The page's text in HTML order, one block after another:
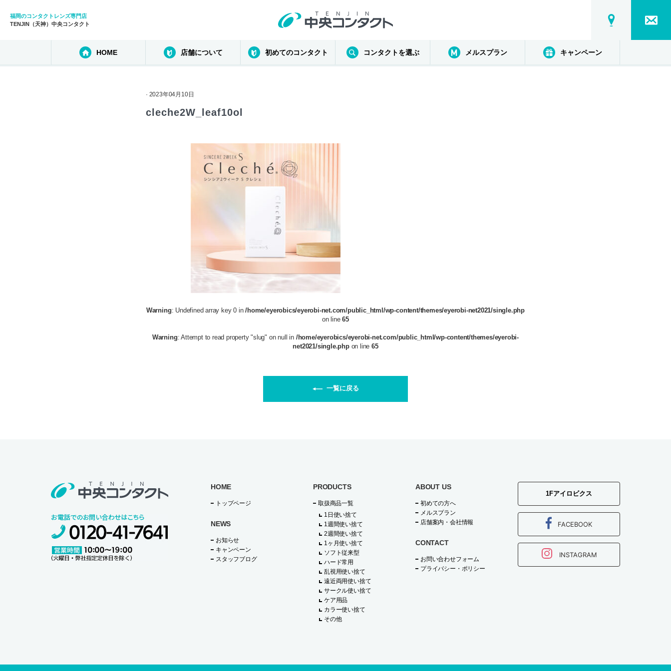
福岡のコンタクトレンズ専門店
TENJIN（天神）中央コンタクト
HOME 店舗について 初めてのコンタクト コンタクトを選ぶ メルスプラン キャンペーン
· 2023年04月10日
cleche2W_leaf10ol
Warning: Undefined array key 0 in/home/eyerobics/eyerobi-net.com/public_html/wp-content/themes/eyerobi-net2021/single.php
on line65
Warning: Attempt to read property "slug" on null in /home/eyerobics/eyerobi-net.com/public_html/wp-content/themes/eyerobi-
net2021/single.phpon line65
一覧に戻る
HOME
トップページ
NEWS
お知らせ
キャンペーン
スタッフブログ
PRODUCTS
取扱商品一覧
1日使い捨て
1週間使い捨て
2週間使い捨て
1ヶ月使い捨て
ソフト従来型
ハード常用
乱視用使い捨て
遠近両用使い捨て
サークル使い捨て
ケア用品
カラー使い捨て
その他
ABOUT US
初めての方へ
メルスプラン
店舗案内・会社情報
CONTACT
お問い合わせフォーム
プライバシー・ポリシー
1Fアイロビクス
FACEBOOK
INSTAGRAM